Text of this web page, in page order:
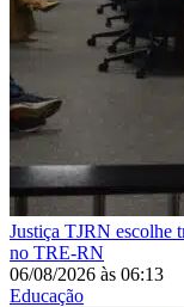
Justiça TJRN escolhe
no TRE-RN
06/08/2026 às 06:13
Educação